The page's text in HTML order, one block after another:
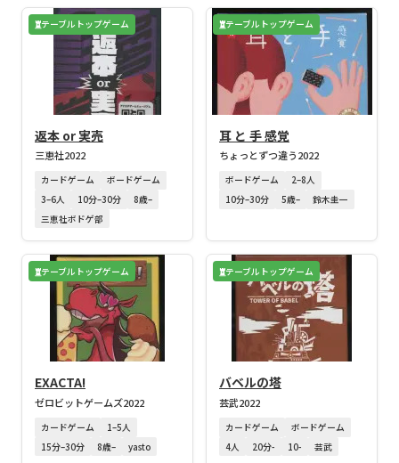
テーブルトップゲーム
返本 or 実売
三恵社2022
カードゲーム
ボードゲーム
3–6人
10分–30分
8歳–
三恵社ボドゲ部
テーブルトップゲーム
耳 と 手 感覚
ちょっとずつ違う2022
ボードゲーム
2–8人
10分–30分
5歳– 鈴木圭一
テーブルトップゲーム
EXACTA!
ゼロビットゲームズ2022
カードゲーム
1–5人
15分–30分
8歳– yasto
テーブルトップゲーム
バベルの塔
芸武2022
カードゲーム
ボードゲーム
4人
20分- 10- 芸武